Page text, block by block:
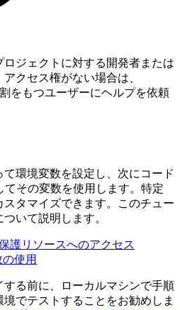
ジェクトに対する開発者または
クセス権がない場合は、
をもつユーザーにヘルプを依頼
環境変数を設定し、次にコード
てその変数を使用します。特定
タマイズできます。このチュー
いて説明します。
護リソースへのアクセス
の使用
る前に、ローカルマシンで手順
でテストすることをお勧めしま